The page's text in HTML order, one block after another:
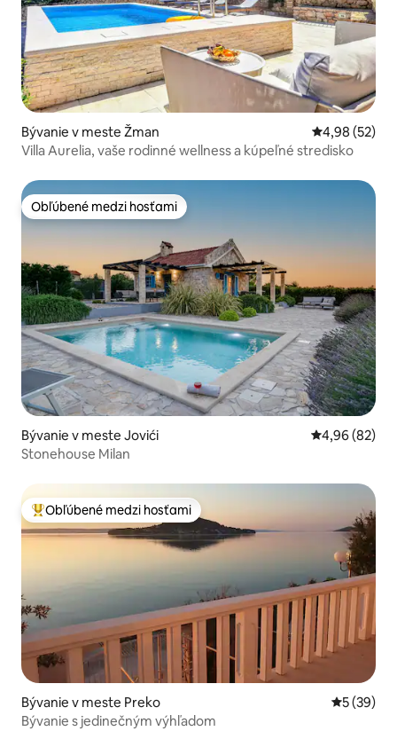
Bývanie v meste Žman Priemerné
4,98 (52)
Villa Aurelia, vaše rodinné wellness a kúpeľné stredisko
Obľúbené medzi hosťami
Obľúbené medzi hosťami
Bývanie v meste Jovići Priemerné
4,96 (82)
Stonehouse Milan
Najobľúbenejšie medzi hosťami
Obľúbené medzi hosťami
Bývanie v meste Preko
5 (39)
Bývanie s jedinečným výhľadom